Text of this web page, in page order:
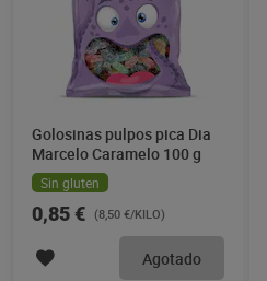
Golosinas pulpos pica Dia
Marcelo Caramelo 100 g
Sin gluten
0,85 € (8,50 €/KILO)
Agotado